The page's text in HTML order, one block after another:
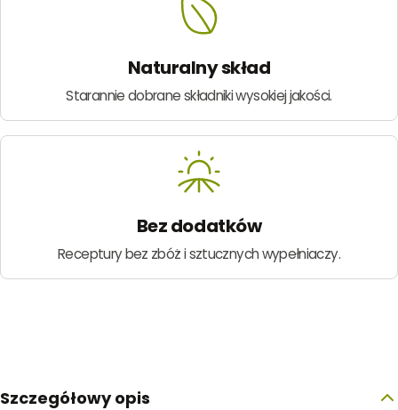
Naturalny skład
Starannie dobrane składniki wysokiej jakości.
Bez dodatków
Receptury bez zbóż i sztucznych wypełniaczy.
Szczegółowy opis